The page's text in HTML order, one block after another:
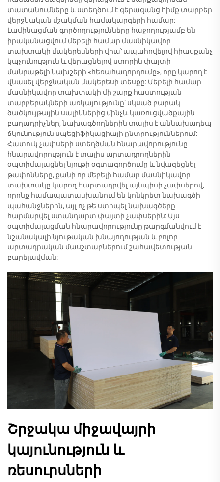
տատանումները և ստեղծում է գերազանց հիմք տարբեր
վերջնական մշակման համակարգերի համար:
Լամինացման գործողությունները հաջողությամբ են
իրականացվում մեբելի համար մասնիկավոր
տախտակի մակերեսների վրա՝ ապահովելով հիասքանչ
կպչունություն և վերացնելով ստորին փայտի
մանրաթելի նախշերի «հեռահաղորդումը», որը կարող է
վնասել վերջնական մակերեսի տեսքը: Մեբելի համար
մասնիկավոր տախտակի մի շարք հաստության
տարբերակների առկայությունը՝ սկսած բարակ
ծածկույթային սալիկներից մինչև կառուցվածքային
բաղադրիչներ, նախագծողներին տալիս է աննախադեպ
ճկունություն սպեցիֆիկացիայի ընտրություններում:
Հատուկ չափսերի ստեղծման հնարավորությունը
հնարավորություն է տալիս արտադրողներին
օպտիմալացնել նյութի օգտագործումը և նվազեցնել
թափոնները, քանի որ մեբելի համար մասնիկավոր
տախտակը կարող է արտադրվել այնպիսի չափսերով,
որոնք համապատասխանում են կոնկրետ նախագծի
պահանջներին, այլ ոչ թե ստիպել նախագծերը
հարմարվել ստանդարտ փայտի չափսերին: Այս
օպտիմալացման հնարավորությունը թարգմանվում է
նշանակալի նյութական խնայողության և բոլոր
արտադրական մասշտաբներում շահավետության
բարելավման:
Շրջակա միջավայրի
կայունություն և
ռեսուրսների